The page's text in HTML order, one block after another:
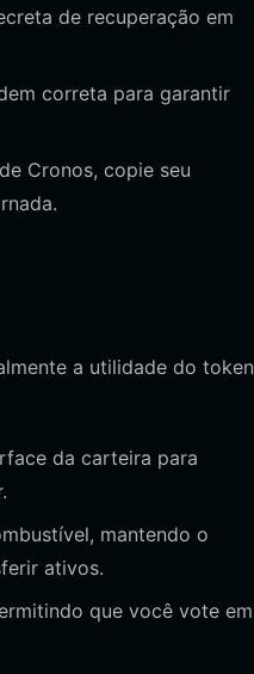
de recuperação em
correta para garantir
Cronos, copie seu
a utilidade do token
da carteira para
mantendo o
ativos.
que você vote em